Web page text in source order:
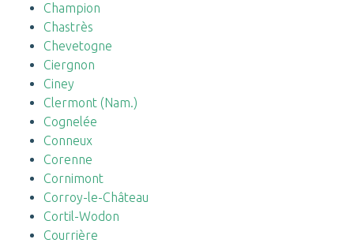
Champion
Chastrès
Chevetogne
Ciergnon
Ciney
Clermont (Nam.)
Cognelée
Conneux
Corenne
Cornimont
Corroy-le-Château
Cortil-Wodon
Courrière